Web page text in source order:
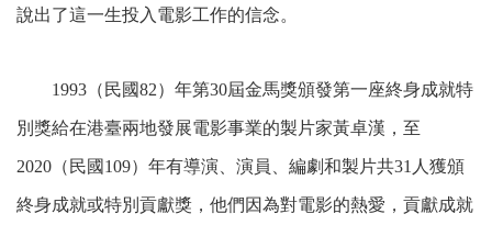
說出了這一生投入電影工作的信念。
1993（民國82）年第30屆金馬獎頒發第一座終身成就特
別獎給在港臺兩地發展電影事業的製片家黃卓漢，至
2020（民國109）年有導演、演員、編劇和製片共31人獲頒
終身成就或特別貢獻獎，他們因為對電影的熱愛，貢獻成就